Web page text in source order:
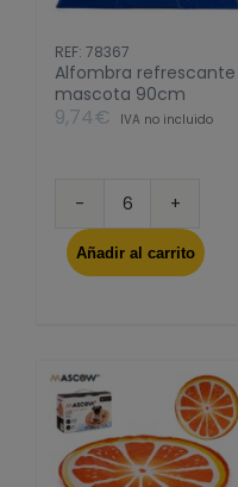
REF: 78367
Alfombra refrescante
mascota 90cm
9,74€ IVA no incluido
Alfombra
refrescante
mascota
Añadir al carrito